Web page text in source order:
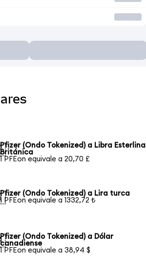
Pfizer (Ondo Tokenized) a Libra Esterlina
Británica
1 PFEon equivale a 20,70 £
Pfizer (Ondo Tokenized) a Lira turca
1 PFEon equivale a 1332,72 ₺
Pfizer (Ondo Tokenized) a Dólar
canadiense
1 PFEon equivale a 38,94 $